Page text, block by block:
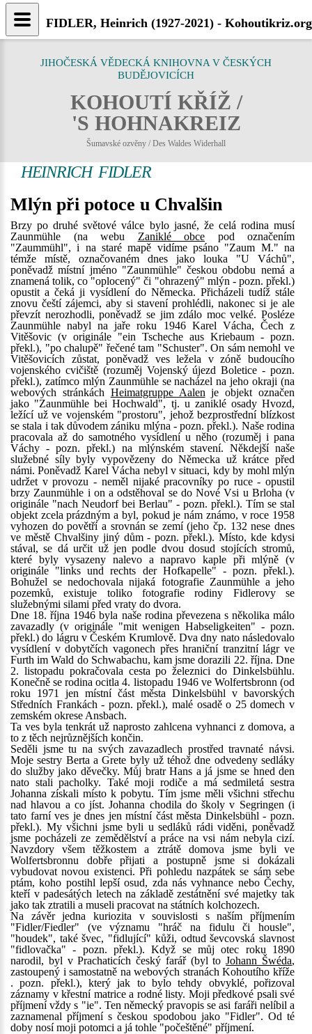
JIHOČESKÁ VĚDECKÁ KNIHOVNA V ČESKÝCH
BUDĚJOVICÍCH
KOHOUTÍ KŘÍŽ /
'S HOHNAKREIZ
Šumavské ozvěny / Des Waldes Widerhall
HEINRICH FIDLER
Mlýn při potoce u Chvalšin
Brzy po druhé světové válce bylo jasné, že celá rodina musí
Zaunmühle (na webu Zaniklé obce pod označením
"Zaummühl", i na staré mapě vidíme psáno "Zaum M." na
témže místě, označovaném dnes jako louka "U Váchů",
poněvadž místní jméno "Zaunmühle" českou obdobu nemá a
znamená tolik, co "oplocený" či "ohrazený" mlýn - pozn. překl.)
opustit a čeká ji vysídlení do Německa. Přicházeli tudíž stále
znovu čeští zájemci, aby si stavení prohlédli, nakonec si je ale
převzít nerozhodli, poněvadž se jim zdálo moc velké. Posléze
Zaunmühle nabyl na jaře roku 1946 Karel Vácha, Čech z
Vitěšovic (v originále "ein Tscheche aus Kriebaum - pozn.
překl.), "po chalupě" řečené tam "Schuster". On sám nemohl ve
Vitěšovicích zůstat, poněvadž ves ležela v zóně budoucího
vojenského cvičiště (rozuměj Vojenský újezd Boletice - pozn.
překl.), zatímco mlýn Zaunmühle se nacházel na jeho okraji (na
webových stránkách Heimatgruppe Aalen je objekt označen
jako "Zaunmühle bei Hochwald", tj. u zaniklé osady Hvozd,
ležící už ve vojenském "prostoru", jehož bezprostřední blízkost
se stala i tak důvodem zániku mlýna - pozn. překl.). Naše rodina
pracovala až do samotného vysídlení u něho (rozuměj i pana
Váchy - pozn. překl.) na mlýnském stavení. Někdejší naše
služebné síly byly vypovězeny do Německa už krátce před
námi. Poněvadž Karel Vácha nebyl v situaci, kdy by mohl mlýn
udržet v provozu - neměl nijaké pracovníky po ruce - opustil
brzy Zaunmühle i on a odstěhoval se do Nové Vsi u Brloha (v
originále "nach Neudorf bei Berlau" - pozn. překl.). Tím se stal
objekt zcela prázdným a byl, pokud je nám známo, v roce 1958
vyhozen do povětří a srovnán se zemí (jeho čp. 132 nese dnes
ve městě Chvalšiny jiný dům - pozn. překl.). Místo, kde kdysi
stával, se dá určit už jen podle dvou dosud stojících stromů,
které byly vysazeny nalevo a napravo kaple při mlýně (v
originále "links und rechts der Hofkapelle" - pozn. překl.).
Bohužel se nedochovala nijaká fotografie Zaunmühle a jeho
pozemků, existuje toliko fotografie rodiny Fidlerovy se
služebnými silami před vraty do dvora.
Dne 18. října 1946 byla naše rodina převezena s několika málo
zavazadly (v originále "mit wenigen Habseligkeiten" - pozn.
překl.) do lágru v Českém Krumlově. Dva dny nato následovalo
vysídlení v dobytčích vagonech přes hraniční tranzitní lágr ve
Furth im Wald do Schwabachu, kam jsme dorazili 22. října. Dne
2. listopadu pokračovala cesta po železnici do Dinkelsbühlu.
Konečně se rodina ocitla 4. listopadu 1946 ve Wolfertsbronn (od
roku 1971 jen místní část města Dinkelsbühl v bavorských
Středních Frankách - pozn. překl.), malé osadě o 25 domech v
zemském okrese Ansbach.
Ta ves byla tenkrát už naprosto zahlcena vyhnanci z domova, a
to z těch nejrůznějších končin.
Seděli jsme tu na svých zavazadlech prostřed travnaté návsi.
Moje sestry Berta a Grete byly už téhož dne odvedeny sedláky
do služby jako děvečky. Můj bratr Hans a já jsme se hned den
nato stali pacholky. Také moji rodiče a má sedmiletá sestra
Johanna získali místo k pobytu. Tím jsme měli všichni střechu
nad hlavou a co jíst. Johanna chodila do školy v Segringen (i
tato farní ves je dnes jen místní část města Dinkelsbühl - pozn.
překl.). My všichni jsme byli u sedláků rádi viděni, poněvadž
jsme pocházeli ze zemědělství a práce na vsi nám nebyla cizí.
Navzdory všem těžkostem a ztrátě domova jsme byli ve
Wolfertsbronnu dobře přijati a postupně jsme si dokázali
vybudovat novou existenci. Při pohledu nazpátek se sám sebe
ptám, koho postihl lepší osud, zda nás vyhnance nebo Čechy,
kteří v padesátých letech na základě zestátnění své majetky tak
jako tak ztratili a museli pracovat na státních kolchozech.
Na závěr jedna kuriozita v souvislosti s naším příjmením
"Fidler/Fiedler" (ve významu "hráč na fidulu či housle",
"houdek", také švec, "fidlující" kůži, odtud ševcovská slavnost
"fidlovačka" - pozn. překl.). Když se můj otec roku 1890
narodil, byl v Prachaticích český farář (byl toJohann Šwéda,
zastoupený i samostatně na webových stranách Kohoutího kříže
. pozn. překl.), který jak to bylo tehdy obvyklé, pořizoval
záznamy v křestní matrice a rodné listy. Moji předkové psali své
příjmení vždy s "ie". Ten německý pravopis se asi faráři nelíbil a
zaznamenal příjmení s českou spodobou jako "Fidler". Od té
doby nosí moji potomci a já tohle "počeštěné" příjmení.
FIDLER, Heinrich (1927-2021) - Kohoutikriz.org